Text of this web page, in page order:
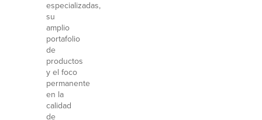
especializadas,
su
amplio
portafolio
de
productos
y el foco
permanente
en la
calidad
de